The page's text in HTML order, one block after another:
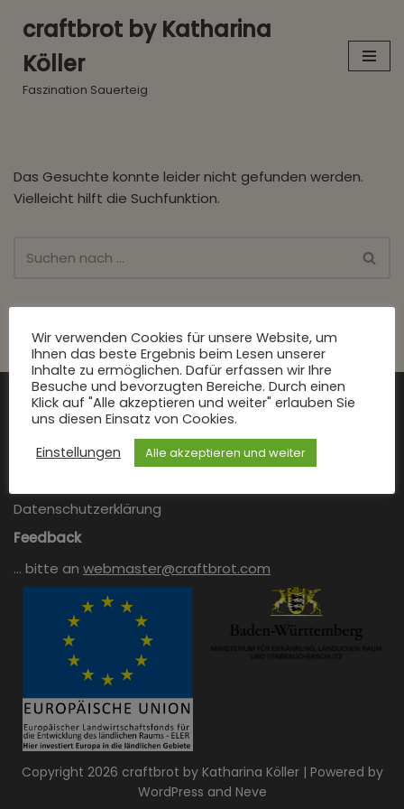
Inhalt
springen
craftbrot by Katharina
Köller
Faszination Sauerteig
Das Gesuchte konnte leider nicht gefunden werden.
Vielleicht hilft die Suchfunktion.
Mehr Info
Kontakt
Impressum
Datenschutzerklärung
Feedback
… bitte an webmaster@craftbrot.com
Wir verwenden Cookies für unsere Website, um
Ihnen das beste Ergebnis beim Lesen unserer
Inhalte zu ermöglichen. Dafür erfassen wir Ihre
Besuche und bevorzugten Bereiche. Durch einen
Klick auf "Alle akzeptieren und weiter" erlauben Sie
uns diesen Einsatz von Cookies.
Einstellungen
Alle akzeptieren und weiter